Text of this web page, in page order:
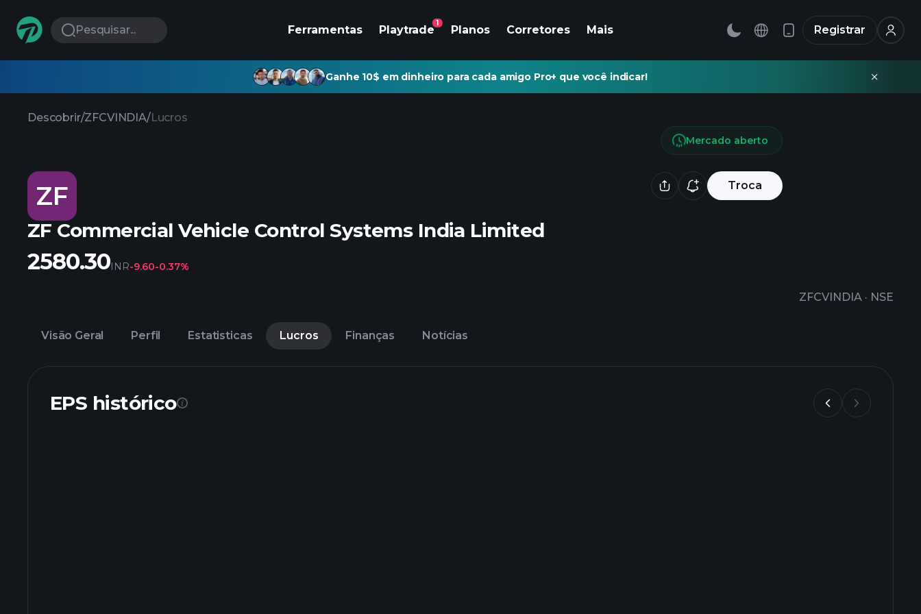
Pesquisar... Ferramentas Playtrade
1
Planos Corretores Mais Registrar
Ganhe 10$ em dinheiro para cada amigo Pro+ que você indicar!
Descobrir/ZFCVINDIA/Lucros
ZF Troca
ZF Commercial Vehicle Control Systems India Limited
ZFCVINDIA · NSE
Mercado aberto
2580.30INR-9.60-0.37%
Visão Geral Perfil Estatisticas Lucros Finanças Notícias
EPS histórico